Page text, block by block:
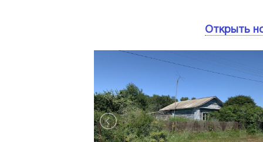
Открыть